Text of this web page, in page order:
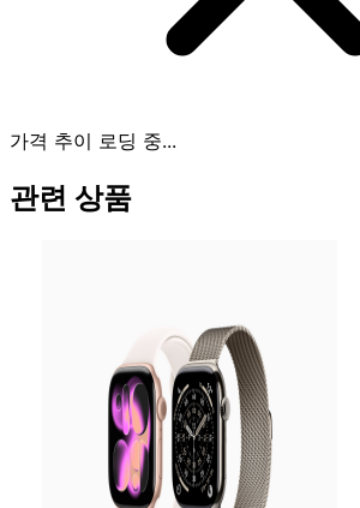
가격 추이 로딩 중...
관련 상품